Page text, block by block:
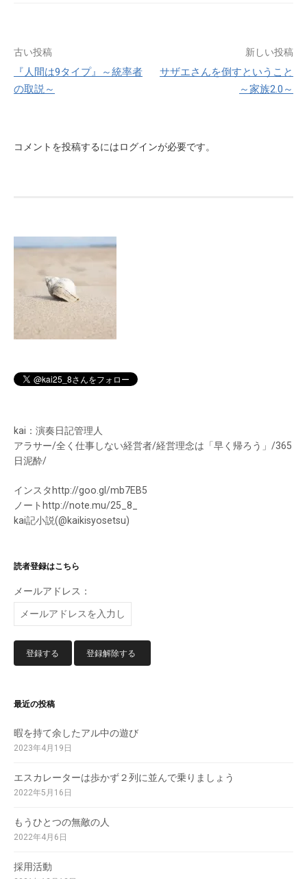
投
稿
ゲ
ン
古い投稿
『人間は9タイプ』～統率者
の取説～
新しい投稿
サザエさんを倒すということ
～家族2.0～
コメントを投稿するにはログインが必要です。
kai：演奏日記管理人
アラサー/全く仕事しない経営者/経営理念は「早く帰ろう」/365
日泥酔/
インスタhttp://goo.gl/mb7EB5
ノートhttp://note.mu/25_8_
kai記小説(@kaikisyosetsu)
読者登録はこちら
メールアドレス：
最近の投稿
暇を持て余したアル中の遊び
2023年4月19日
エスカレーターは歩かず２列に並んで乗りましょう
2022年5月16日
もうひとつの無敵の人
2022年4月6日
採用活動